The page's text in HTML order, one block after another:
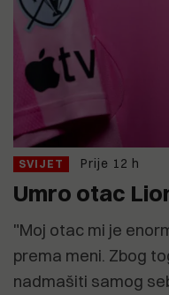
SVIJET Prije 12 h
Umro otac
"Moj otac mi je
prema meni. Zbog
nadmašiti samog